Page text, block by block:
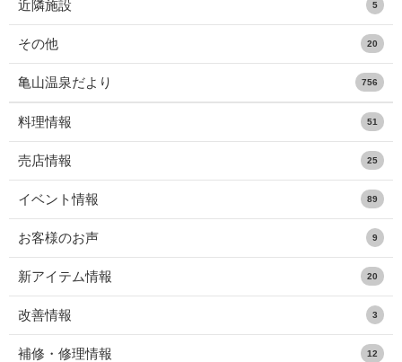
近隣施設 5
その他 20
亀山温泉だより 756
料理情報 51
売店情報 25
イベント情報 89
お客様のお声 9
新アイテム情報 20
改善情報 3
補修・修理情報 12